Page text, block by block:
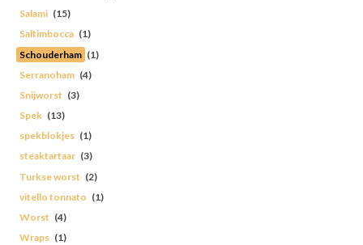
Salami (15)
Saltimbocca (1)
Schouderham (1)
Serranoham (4)
Snijworst (3)
Spek (13)
spekblokjes (1)
steaktartaar (3)
Turkse worst (2)
vitello tonnato (1)
Worst (4)
Wraps (1)